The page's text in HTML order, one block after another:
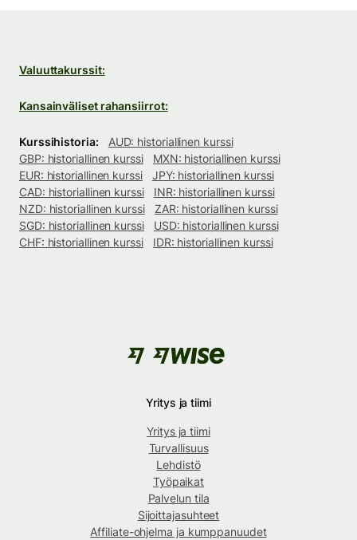
Valuuttakurssit:
Kansainväliset rahansiirrot:
Kurssihistoria:
AUD: historiallinen kurssi
GBP: historiallinen kurssi
MXN: historiallinen kurssi
EUR: historiallinen kurssi
JPY: historiallinen kurssi
CAD: historiallinen kurssi
INR: historiallinen kurssi
NZD: historiallinen kurssi
ZAR: historiallinen kurssi
SGD: historiallinen kurssi
USD: historiallinen kurssi
CHF: historiallinen kurssi
IDR: historiallinen kurssi
Yritys ja tiimi
Yritys ja tiimi
Turvallisuus
Lehdistö
Työpaikat
Palvelun tila
Sijoittajasuhteet
Affiliate-ohjelma ja kumppanuudet